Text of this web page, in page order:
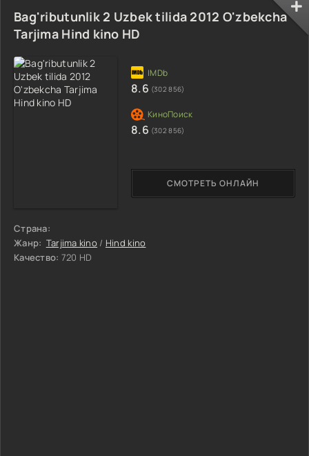
Bag'ributunlik 2 Uzbek tilida 2012 O'zbekcha
Tarjima Hind kino HD
Страна:
Жанр: Tarjima kino / Hind kino
Качество: 720 HD
СМОТРЕТЬ ОНЛАЙН
8.6 (302 856)
8.6 (302 856)